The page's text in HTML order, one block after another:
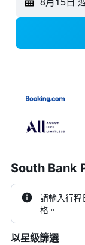
South Bank
請輸入行程
格。
以星級篩選